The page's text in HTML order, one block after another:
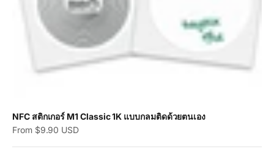
NFC สติกเกอร์ M1 Classic 1K แบบกลมติดด้วยตนเอง
Sale price
From $9.90 USD